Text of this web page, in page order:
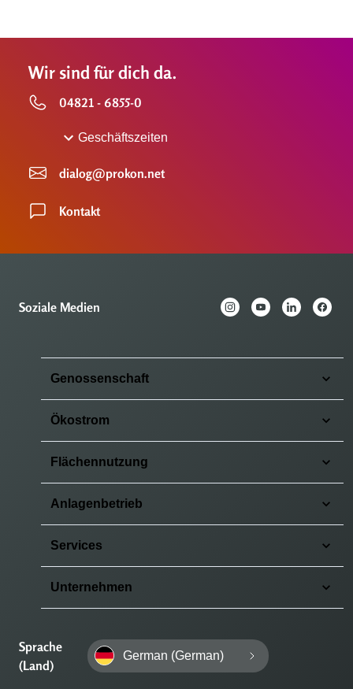
Wir sind für dich da.
04821 - 6855-0
Geschäftszeiten
dialog@prokon.net
Kontakt
Soziale Medien
Genossenschaft
Ökostrom
Flächennutzung
Anlagenbetrieb
Services
Unternehmen
Sprache
(Land)
German (German)